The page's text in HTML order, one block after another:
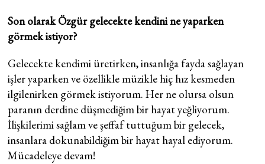
Son olarak Özgür gelecekte kendini ne yaparken
görmek istiyor?
Gelecekte kendimi üretirken, insanlığa fayda sağlayan
işler yaparken ve özellikle müzikle hiç hız kesmeden
ilgilenirken görmek istiyorum. Her ne olursa olsun
paranın derdine düşmediğim bir hayat yeğliyorum.
İlişkilerimi sağlam ve şeffaf tuttuğum bir gelecek,
insanlara dokunabildiğim bir hayat hayal ediyorum.
Mücadeleye devam!